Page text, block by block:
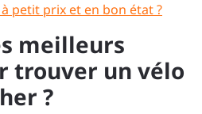
petit prix et en bon état ?
meilleurs
trouver un vélo
?